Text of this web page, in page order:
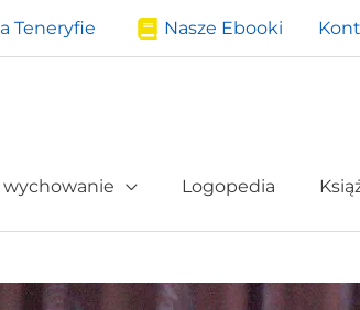
Teneryfie Nasze Ebooki
wychowanie Logopedia